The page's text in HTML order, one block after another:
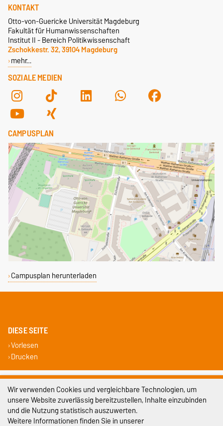
SOZIALE MEDIEN
KONTAKT
Otto-von-Guericke Universität Magdeburg
Fakultät für Humanwissenschaften
Institut II - Bereich Politikwissenschaft
Zschokkestr. 32, 39104 Magdeburg
mehr…
CAMPUSPLAN
Campusplan herunterladen
DIESE SEITE
Vorlesen
Drucken
Impressum
Datenschutz
Barrierefreiheit
Wir verwenden Cookies und vergleichbare Technologien, um
unsere Website zuverlässig bereitzustellen, Inhalte einzubinden
und die Nutzung statistisch auszuwerten.
Weitere Informationen finden Sie in unserer